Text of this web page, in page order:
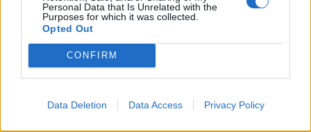
Personal Data that Is Unrelated with the
Purposes for which it was collected.
Opted Out
CONFIRM
Data Deletion Data Access Privacy Policy